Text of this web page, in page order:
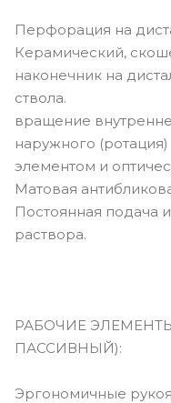
Перфорация на
Керамический,
наконечник на
ствола.
вращение
наружного
элементом и
Матовая
Постоянная подача
раствора.
РАБОЧИЕ
ПАССИВНЫЙ):
Эргономичные